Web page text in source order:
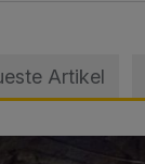
Artikel